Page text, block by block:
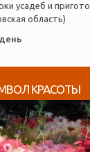
усадеб и
область)
КРАСОТЫ